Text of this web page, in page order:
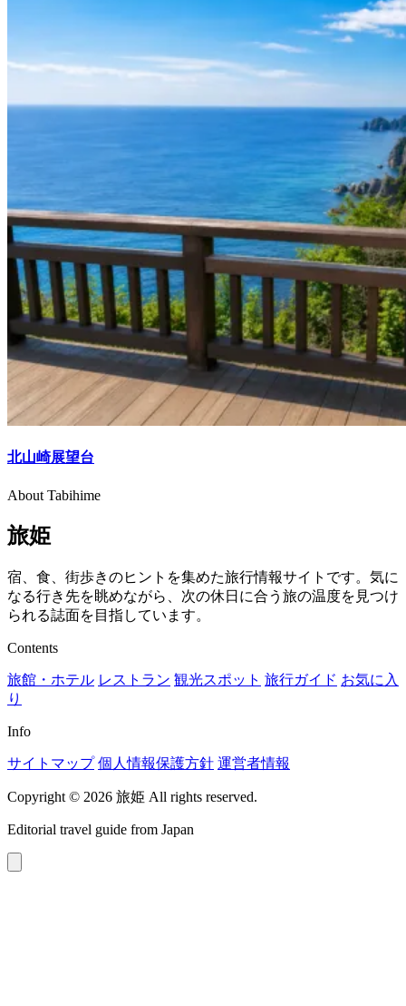
北山崎展望台
About Tabihime
旅姫
宿、食、街歩きのヒントを集めた旅行情報サイトです。気に
なる行き先を眺めながら、次の休日に合う旅の温度を見つけ
られる誌面を目指しています。
Contents
旅館・ホテル レストラン 観光スポット 旅行ガイド お気に入
り
Info
サイトマップ 個人情報保護方針 運営者情報
Copyright © 2026 旅姫 All rights reserved.
Editorial travel guide from Japan